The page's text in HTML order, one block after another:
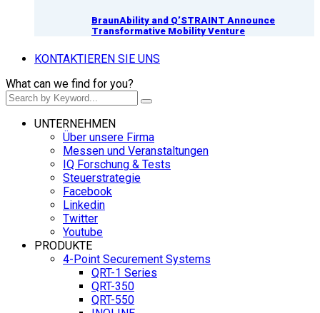
BraunAbility and Q’STRAINT Announce
Transformative Mobility Venture
KONTAKTIEREN SIE UNS
What can we find for you?
UNTERNEHMEN
Über unsere Firma
Messen und Veranstaltungen
IQ Forschung & Tests
Steuerstrategie
Facebook
Linkedin
Twitter
Youtube
PRODUKTE
4-Point Securement Systems
QRT-1 Series
QRT-350
QRT-550